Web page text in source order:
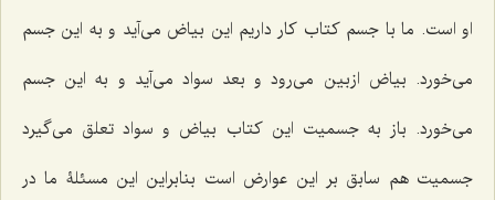
او است. ما با جسم کتاب کار داریم این بیاض می‌آید و به این جسم
می‌خورد. بیاض ازبین می‌رود و بعد سواد می‌آید و به این جسم
می‌خورد. باز به جسمیت این کتاب بیاض و سواد تعلق می‌گیرد
جسمیت هم سابق بر این عوارض است بنابراین این مسئلۀ ما در